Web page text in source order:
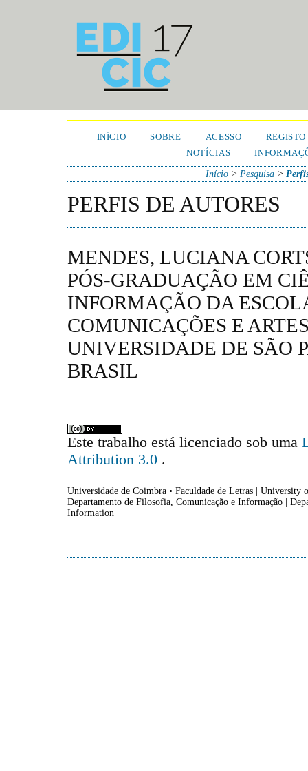
INÍCIO SOBRE ACESSO
REGISTO
NOTÍCIAS
Início >Pesquisa >
PERFIS DE AUTORES
MENDES, LUCIANA
PÓS-GRADUAÇÃO EM
INFORMAÇÃO DA
COMUNICAÇÕES E
UNIVERSIDADE DE SÃO
BRASIL
Este trabalho está licenciado sob uma
Attribution 3.0 .
Universidade de Coimbra • Faculdade de Letras |
Departamento de Filosofia, Comunicação e Informação |
Information